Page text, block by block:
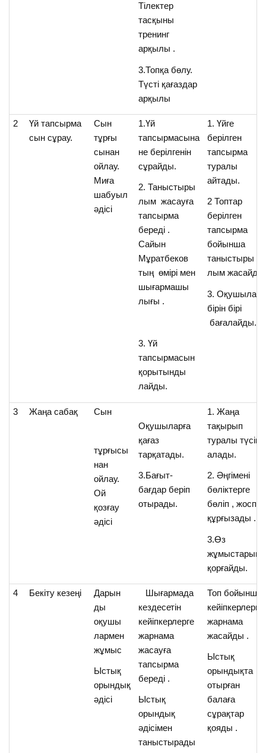
Тілектер
тасқыны
тренинг
арқылы .
3.Топқа бөлу.
Түсті қағаздар
арқылы
2
Үй тапсырма
сын сұрау.
Сын
тұрғы
сынан
ойлау.
Миға
шабуыл
әдісі
1.Үй
тапсырмасына
не берілгенін
сұрайды.
2. Таныстыры
лым жасауға
тапсырма
береді .
Сайын
Мұратбеков
тың өмірі мен
шығармашы
лығы .
3. Үй
тапсырмасын
қорытынды
лайды.
1. Үйге
берілген
тапсырма
туралы
айтады.
2 Топтар
берілген
тапсырма
бойынша
таныстыры
лым жасайды
3. Оқушылар
бірін бірі
бағалайды.
3 Жаңа сабақ Сын
тұрғысы
нан
ойлау.
Ой
қозғау
әдісі
Оқушыларға
қағаз
тарқатады.
3.Бағыт-
бағдар беріп
отырады.
1. Жаңа
тақырып
туралы түсінік
алады.
2. Әңгімені
бөліктерге
бөліп , жоспар
құрғызады .
3.Өз
жұмыстарын
қорғайды.
4 Бекіту кезеңі
Дарын
ды
оқушы
лармен
жұмыс
Ыстық
орындық
әдісі
Шығармада
кездесетін
кейіпкерлерге
жарнама
жасауға
тапсырма
береді .
Ыстық
орындық
әдісімен
таныстырады
Топ бойынша
кейіпкерлерге
жарнама
жасайды .
Ыстық
орындықта
отырған
балаға
сұрақтар
қояды .